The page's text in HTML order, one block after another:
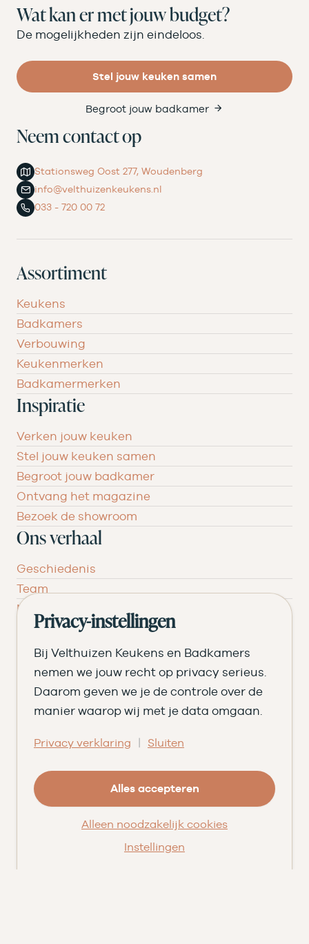
Wat kan er met jouw budget?
De mogelijkheden zijn eindeloos.
Stel jouw keuken samen
Begroot jouw badkamer
Neem contact op
Stationsweg Oost 277, Woudenberg
info@velthuizenkeukens.nl
033 - 720 00 72
Assortiment
Keukens
Badkamers
Verbouwing
Keukenmerken
Badkamermerken
Inspiratie
Verken jouw keuken
Stel jouw keuken samen
Begroot jouw badkamer
Ontvang het magazine
Bezoek de showroom
Ons verhaal
Geschiedenis
Team
Nieuws
Pluspunten
Vacatures ➑
Openingstijden
09.00 tot 17.30
09.00 tot 20.00
09.00 tot 16.30
Privacy-instellingen
Bij Velthuizen Keukens en Badkamers
nemen we jouw recht op privacy serieus.
Daarom geven we je de controle over de
manier waarop wij met je data omgaan.
Privacy verklaring | Sluiten
Alles accepteren
Alleen noodzakelijk cookies
Instellingen